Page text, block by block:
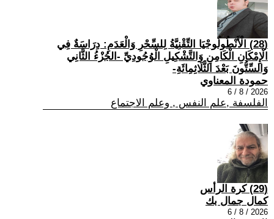
(28) الْأَنْطُولُوجْيَا التِّقْنِيَّةُ لِلسِّحْرِ وَالْعَدَمِ: دِرَاسَةٌ فِي
الْإِمْكَانِ الْكَامِنِ وَالتَّشْكِيلِ الْوُجُودِيِّ -الجُزْءُ الثَّانِي
وَالسِّتُّونَ بَعْدَ الثَّلَاثِمِائَةِ-
حمودة المعناوي
2026 / 8 / 6
الفلسفة ,علم النفس , وعلم الاجتماع
(29) كرة الرأس
كمال جمال بك
2026 / 8 / 6